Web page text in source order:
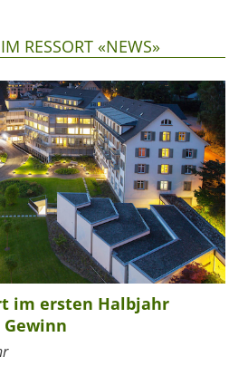
RESSORT «NEWS»
im ersten Halbjahr